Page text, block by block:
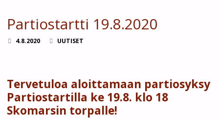
Partiostartti 19.8.2020
4.8.2020 UUTISET
Tervetuloa aloittamaan partiosyksy
Partiostartilla ke 19.8. klo 18
Skomarsin torpalle!